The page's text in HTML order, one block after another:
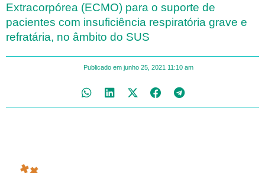
Extracorpórea (ECMO) para o suporte de
pacientes com insuficiência respiratória grave e
refratária, no âmbito do SUS
Publicado em junho 25, 2021 11:10 am